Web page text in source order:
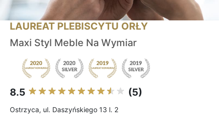
LAUREAT PLEBISCYTU ORŁY
Maxi Styl Meble Na Wymiar
8.5 (5)
Ostrzyca, ul. Daszyńskiego 13 l. 2